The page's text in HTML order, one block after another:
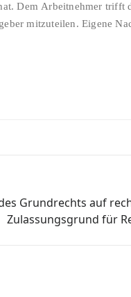
Dem Arbeitnehmer trifft
mitzuteilen. Eigene
Grundrechts auf
Zulassungsgrund für